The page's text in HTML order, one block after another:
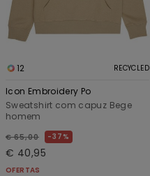
12 RECYCLED
Icon Embroidery Po
Sweatshirt com capuz Bege
homem
€ 65,00 37%
€ 40,95
OFERTAS